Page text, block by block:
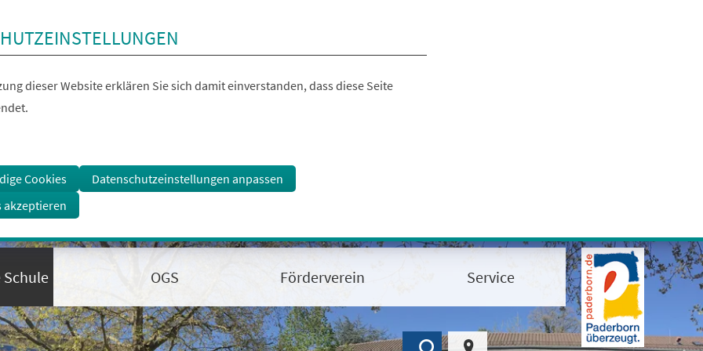
dieser Website erklären Sie sich damit einverstanden, dass diese Seite
Cookies
Datenschutzeinstellungen anpassen
akzeptieren
Schule OGS Förderverein Service